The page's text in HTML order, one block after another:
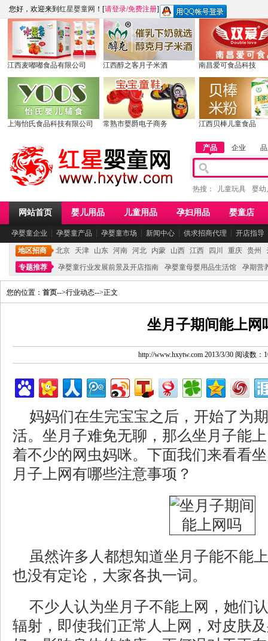
您好，欢迎来到 红星婴童网 ！[请登录/免费注册]
江西麦嘟嘟食品有限公司 江西醇之客月子米酒 南昌爱可食品科技
上海怡氏食品科技有限公司 常熟市婴爵电子商务 江西贝棒儿童食品
产品 企业
热搜： 儿童玩具 婴幼
网站首页 婴儿用品 儿童用品 孕妇用品 婴童店
孕婴童企业 ┆ 孕婴童产品 ┆ 孕婴童市场 ┆ 新闻中心 ┆ 供求招商代理 ┆ 开店指导
地区招商 北京 天津 山东 河南 河北 内蒙 山西 江西 四川 重庆 贵州
专题推荐
孕婴童行业发展前景及开店指南 孕婴童母婴用品生活馆 孕期营
您的位置： 首页-->行业动态-->正文
坐月子期间能上网
http://www.hxytw.com 2013/3/30 阅读数：
妈妈们在生完宝宝之后，开始了为
活。坐月子难免无聊，那么坐月子能
着不少的网虫妈咪。下面我们来看看
月子上网有哪些注意事项？
虽然许多人都想知道坐月子能不能
也没有定论，大家各执一词。
不少人认为坐月子不能上网，她们
辐射，即使我们正常人上网，对皮肤